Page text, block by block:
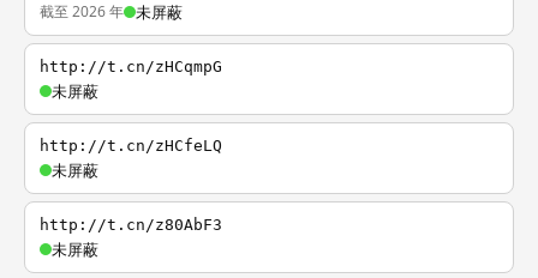
截至 2026 年 未屏蔽
http://t.cn/zHCqmpG
未屏蔽
http://t.cn/zHCfeLQ
未屏蔽
http://t.cn/z80AbF3
未屏蔽